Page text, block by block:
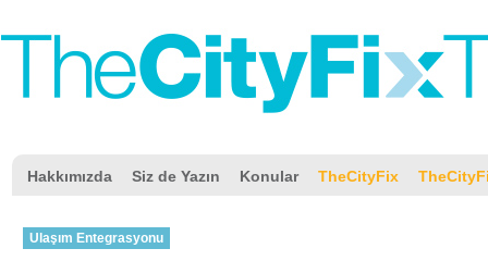
Hakkımızda Siz de Yazın Konular TheCityFix
Ulaşım Entegrasyonu